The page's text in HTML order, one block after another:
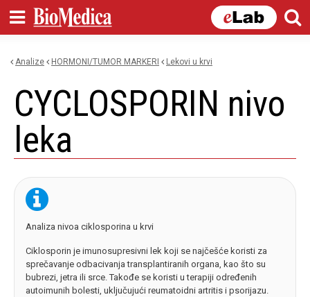
content
Analize HORMONI/TUMOR MARKERI lekovi u krvi
CYCLOSPORIN nivo
leka
Analiza nivoa ciklosporina u krvi
Ciklosporin je imunosupresivni lek koji se najčešće koristi za
sprečavanje odbacivanja transplantiranih organa, kao što su
bubrezi, jetra ili srce. Takođe se koristi u terapiji određenih
autoimunih bolesti, uključujući reumatoidni artritis i psorijazu.